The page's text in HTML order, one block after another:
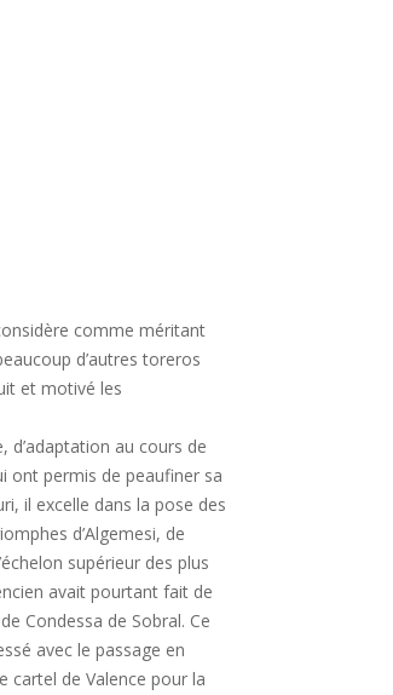
comme méritant
d’autres toreros
et motivé les
au cours de
ont permis de peaufiner sa
il excelle dans la pose des
d’Algemesi, de
supérieur des plus
avait pourtant fait de
Condessa de Sobral. Ce
avec le passage en
cartel de Valence pour la